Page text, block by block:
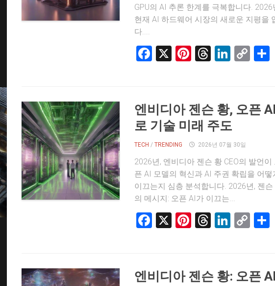
GPU의 AI 추론 한계를 극복합니다. 2026
현재 AI 하드웨어 시장의 새로운 지평을
다....
Facebook
X Pinterest
Threads
엔비디아 젠슨 황, 오픈 AI
로 기술 미래 주도
TECH /TRENDING 2026년 07월 30일
2026년, 엔비디아 젠슨 황 CEO의 발언이
픈 AI 모델의 혁신과 AI 주권 확립을 어떻
이끄는지 심층 분석합니다. 2026년, 젠슨
의 메시지: 오픈 AI가 이끄는...
Facebook
X Pinterest
Threads
엔비디아 젠슨 황: 오픈